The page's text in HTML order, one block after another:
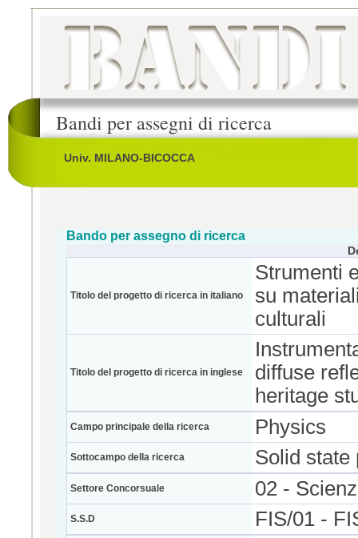
Bandi per assegni di ricerca
Univ. MILANO-BICOCCA
Bando per assegno di ricerca
Titolo del progetto di ricerca in italiano
Strumenti
su
culturali
Titolo del progetto di ricerca in inglese
diffuse
heritage
Campo principale della ricerca Physics
Sottocampo della ricerca Solid state
Settore Concorsuale 02 -
S.S.D FIS/01 -